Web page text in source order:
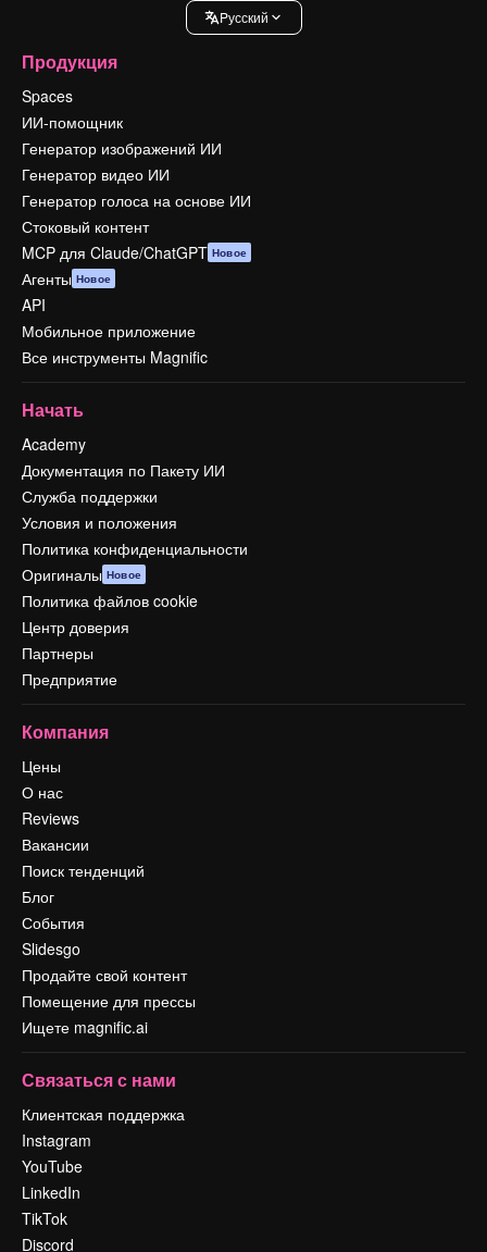
Pусский
Продукция
Spaces
ИИ-помощник
Генератор изображений ИИ
Генератор видео ИИ
Генератор голоса на основе ИИ
Стоковый контент
MCP для Claude/ChatGPT Новое
Агенты Новое
API
Мобильное приложение
Все инструменты Magnific
Начать
Academy
Документация по Пакету ИИ
Служба поддержки
Условия и положения
Политика конфиденциальности
Оригиналы Новое
Политика файлов cookie
Центр доверия
Партнеры
Предприятие
Компания
Цены
О нас
Reviews
Вакансии
Поиск тенденций
Блог
События
Slidesgo
Продайте свой контент
Помещение для прессы
Ищете magnific.ai
Связаться с нами
Клиентская поддержка
Instagram
YouTube
LinkedIn
TikTok
Discord